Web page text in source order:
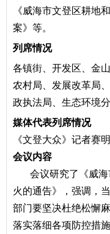
《威海市文登区耕地
案》等。
列席情况
各镇街、开发区、金
农村局、发展改革局
政执法局、生态环境
媒体代表列席情况
《文登大众》记者赛
会议内容
会议研究了《威
火的通告》，强调，
部门要坚决杜绝松懈
落实落细各项防控措